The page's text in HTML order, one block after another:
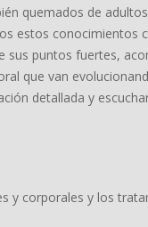
quemados de
estos conocimientos
sus puntos fuertes,
que van
detallada y
y corporales y los